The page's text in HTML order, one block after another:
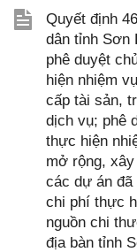
Quyết định
dân tỉnh Sơn
phê duyệt
hiện nhiệm
cấp tài sản,
dịch vụ; phê
thực hiện
mở rộng,
các dự án
chi phí thực
nguồn chi
địa bàn tỉnh